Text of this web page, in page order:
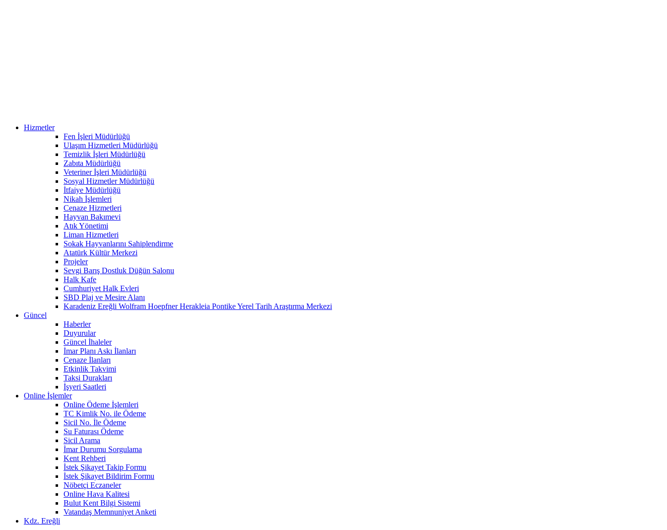
Hizmetler
Fen İşleri Müdürlüğü
Ulaşım Hizmetleri Müdürlüğü
Temizlik İşleri Müdürlüğü
Zabıta Müdürlüğü
Veteriner İşleri Müdürlüğü
Sosyal Hizmetler Müdürlüğü
İtfaiye Müdürlüğü
Nikah İşlemleri
Cenaze Hizmetleri
Hayvan Bakımevi
Atık Yönetimi
Liman Hizmetleri
Sokak Hayvanlarını Sahiplendirme
Atatürk Kültür Merkezi
Projeler
Sevgi Barış Dostluk Düğün Salonu
Halk Kafe
Cumhuriyet Halk Evleri
SBD Plaj ve Mesire Alanı
Karadeniz Ereğli Wolfram Hoepfner Herakleia Pontike Yerel Tarih Araştırma Merkezi
Güncel
Haberler
Duyurular
Güncel İhaleler
İmar Planı Askı İlanları
Cenaze İlanları
Etkinlik Takvimi
Taksi Durakları
İşyeri Saatleri
Online İşlemler
Online Ödeme İşlemleri
TC Kimlik No. ile Ödeme
Sicil No. İle Ödeme
Su Faturası Ödeme
Sicil Arama
İmar Durumu Sorgulama
Kent Rehberi
İstek Şikayet Takip Formu
İstek Şikayet Bildirim Formu
Nöbetçi Eczaneler
Online Hava Kalitesi
Bulut Kent Bilgi Sistemi
Vatandaş Memnuniyet Anketi
Kdz. Ereğli